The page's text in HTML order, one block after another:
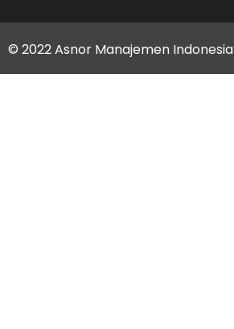
© 2022 Asnor Manajemen Indonesia